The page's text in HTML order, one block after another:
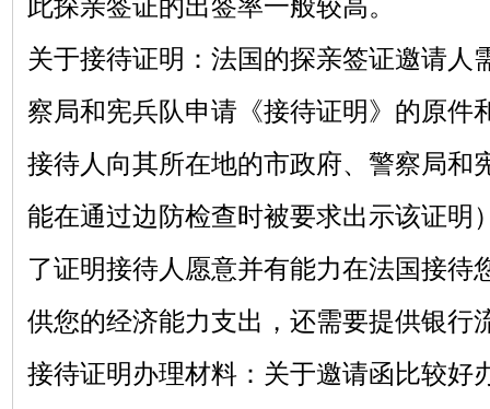
此探亲签证的出签率一般较高。
关于接待证明：法国的探亲签证邀请人
察局和宪兵队申请《接待证明》的原件
接待人向其所在地的市政府、警察局和
能在通过边防检查时被要求出示该证明
了证明接待人愿意并有能力在法国接待
供您的经济能力支出，还需要提供银行
接待证明办理材料：关于邀请函比较好